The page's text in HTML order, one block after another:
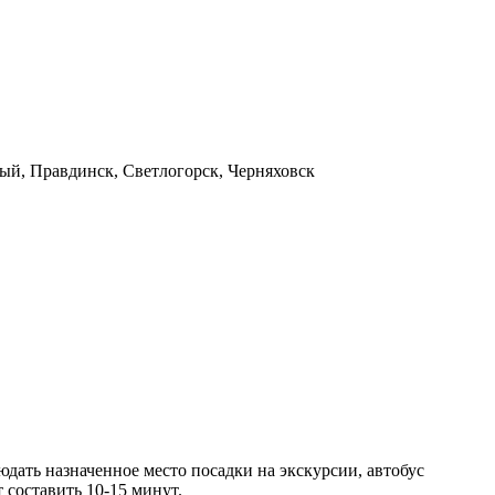
Правдинск, Светлогорск, Черняховск
назначенное место посадки на экскурсии, автобус
10-15 минут.